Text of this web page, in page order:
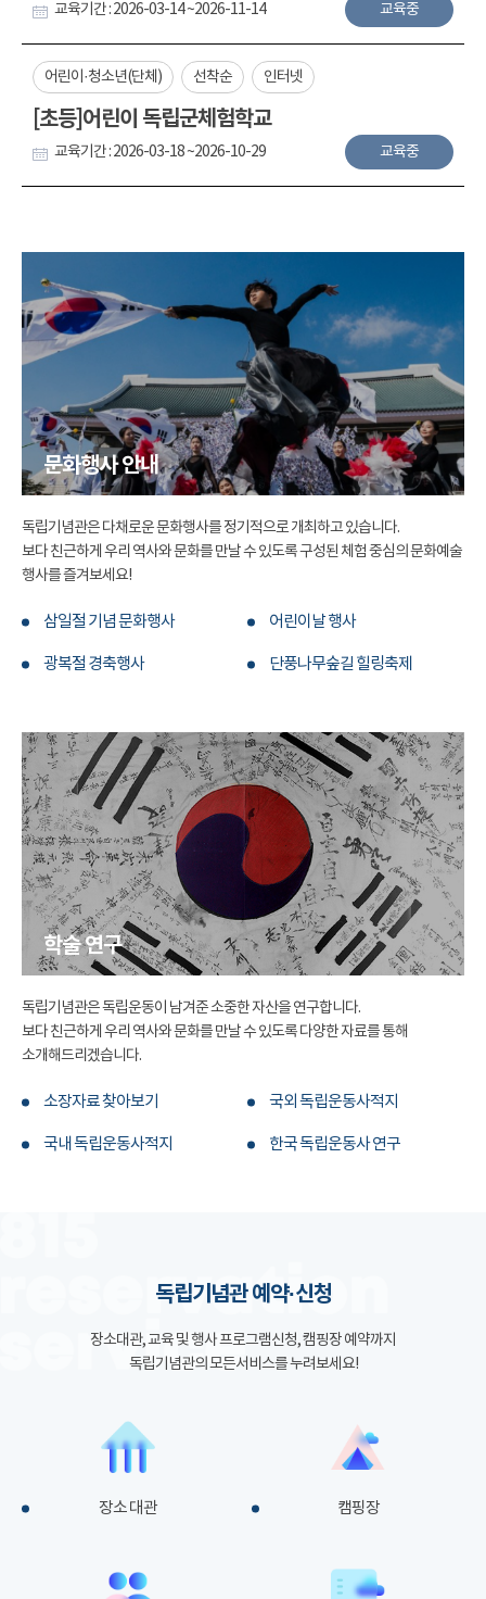
교육기간 : 2026-03-14 ~2026-11-14 교육중
어린이·청소년(단체) 선착순 인터넷
[초등]어린이 독립군체험학교
교육기간 : 2026-03-18 ~2026-10-29 교육중
문화행사 안내
독립기념관은 다채로운 문화행사를 정기적으로 개최하고 있습니다.
보다 친근하게 우리 역사와 문화를 만날 수 있도록 구성된 체험 중심의 문화예술
행사를 즐겨보세요!
삼일절 기념 문화행사 어린이날 행사
광복절 경축행사 단풍나무숲길 힐링축제
학술 연구
독립기념관은 독립운동이 남겨준 소중한 자산을 연구합니다.
보다 친근하게 우리 역사와 문화를 만날 수 있도록 다양한 자료를 통해
소개해드리겠습니다.
소장자료 찾아보기 국외 독립운동사적지
국내 독립운동사적지 한국 독립운동사 연구
독립기념관 예약·신청
장소대관, 교육 및 행사 프로그램신청, 캠핑장 예약까지
독립기념관의 모든서비스를 누려보세요!
장소 대관 캠핑장